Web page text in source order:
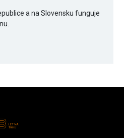
a na Slovensku funguje